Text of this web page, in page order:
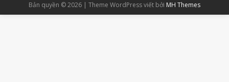
Bản quyền © 2026 | Theme WordPress viết bởi MH Themes